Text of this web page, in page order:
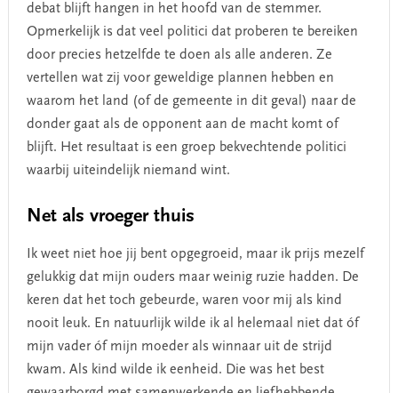
debat blijft hangen in het hoofd van de stemmer.
Opmerkelijk is dat veel politici dat proberen te bereiken
door precies hetzelfde te doen als alle anderen. Ze
vertellen wat zij voor geweldige plannen hebben en
waarom het land (of de gemeente in dit geval) naar de
donder gaat als de opponent aan de macht komt of
blijft. Het resultaat is een groep bekvechtende politici
waarbij uiteindelijk niemand wint.
Net als vroeger thuis
Ik weet niet hoe jij bent opgegroeid, maar ik prijs mezelf
gelukkig dat mijn ouders maar weinig ruzie hadden. De
keren dat het toch gebeurde, waren voor mij als kind
nooit leuk. En natuurlijk wilde ik al helemaal niet dat óf
mijn vader óf mijn moeder als winnaar uit de strijd
kwam. Als kind wilde ik eenheid. Die was het best